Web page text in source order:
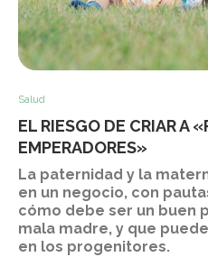
Salud
EL RIESGO DE CRIAR A
EMPERADORES»
La paternidad y la
en un negocio, con
cómo debe ser un buen
mala madre, y que
en los progenitores.